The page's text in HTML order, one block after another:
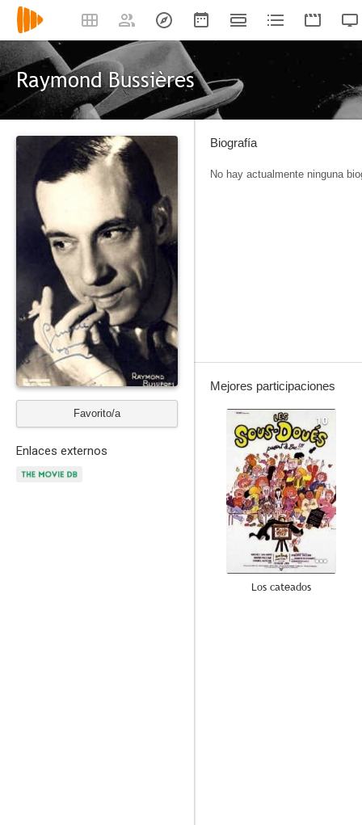
Raymond Bussières
Favorito/a
Enlaces externos
Biografía
No hay actualmente ninguna
Mejores participaciones
10
Los cateados